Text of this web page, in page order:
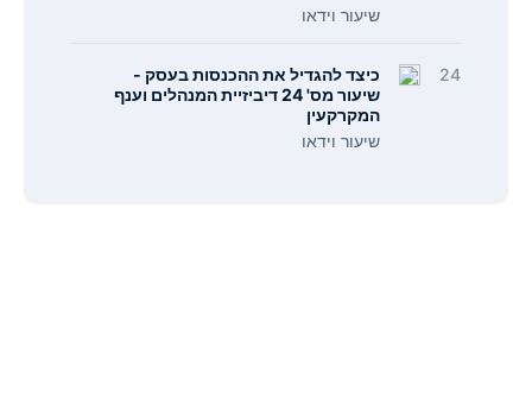
שיעור וידאו
24
כיצד להגדיל את ההכנסות בעסק -
שיעור מס' 24 דיביזיית המנהלים וענף
המקרקעין
שיעור וידאו